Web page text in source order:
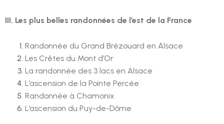
III. Les plus belles randonnées de l’est de la France
Randonnée du Grand Brézouard en Alsace
Les Crêtes du Mont d’Or
La randonnée des 3 lacs en Alsace
L’ascension de la Pointe Percée
Randonnée à Chamonix
L’ascension du Puy-de-Dôme